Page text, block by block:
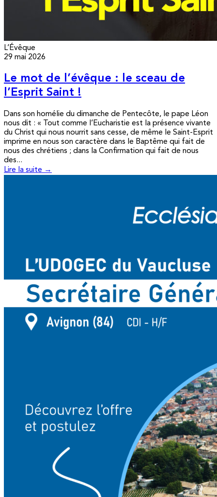
L’Évêque
29 mai 2026
Le mot de l’évêque : le sceau de
l’Esprit Saint !
Dans son homélie du dimanche de Pentecôte, le pape Léon
nous dit : « Tout comme l’Eucharistie est la présence vivante
du Christ qui nous nourrit sans cesse, de même le Saint-Esprit
imprime en nous son caractère dans le Baptême qui fait de
nous des chrétiens ; dans la Confirmation qui fait de nous
des...
Lire la suite →